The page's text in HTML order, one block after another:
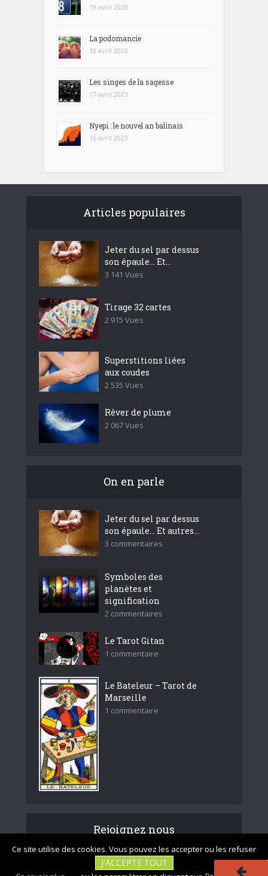
19 avril 2023
La podomancie
18 avril 2023
Les singes de la sagesse
17 avril 2023
Nyepi : le nouvel an balinais
16 avril 2023
Articles populaires
Jeter du sel par dessus
son épaule… Et...
3 141 Vues
Tirage 32 cartes
2 915 Vues
Superstitions liées
aux coudes
2 535 Vues
Rêver de plume
2 067 Vues
On en parle
Jeter du sel par dessus
son épaule… Et autres...
3 commentaires
Symboles des
planètes et
signification
2 commentaires
Le Tarot Gitan
1 commentaire
Le Bateleur – Tarot de
Marseille
1 commentaire
Rejoignez nous
Ce site utilise des cookies. Vous pouvez les accepter ou les refuser
J'ACCEPTE TOUT